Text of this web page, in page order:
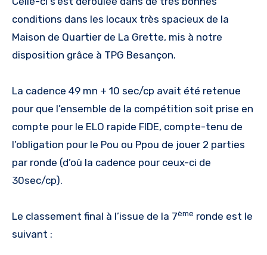
conditions dans les locaux très spacieux de la
Maison de Quartier de La Grette, mis à notre
disposition grâce à TPG Besançon.
La cadence 49 mn + 10 sec/cp avait été retenue
pour que l’ensemble de la compétition soit prise en
compte pour le ELO rapide FIDE, compte-tenu de
l’obligation pour le Pou ou Ppou de jouer 2 parties
par ronde (d’où la cadence pour ceux-ci de
30sec/cp).
Le classement final à l’issue de la 7ème ronde est le
suivant :